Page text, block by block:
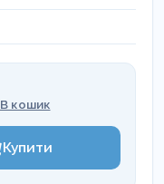
В кошик
Купити